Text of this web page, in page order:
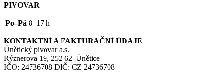
PIVOVAR
Po–Pá 8–17 h
KONTAKTNÍAFAKTURAČNÍ ÚDAJE
Únětický pivovar a.s.
Rýznerova 19, 252 62 Únětice
IČO: 24736708 DIČ: CZ 24736708